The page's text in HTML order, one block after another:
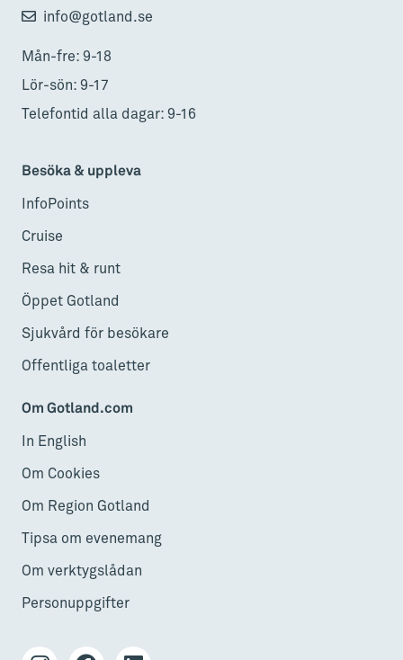
info@gotland.se
Mån-fre: 9-18
Lör-sön: 9-17
Telefontid alla dagar: 9-16
Besöka & uppleva
InfoPoints
Cruise
Resa hit & runt
Öppet Gotland
Sjukvård för besökare
Offentliga toaletter
Om Gotland.com
In English
Om Cookies
Om Region Gotland
Tipsa om evenemang
Om verktygslådan
Personuppgifter